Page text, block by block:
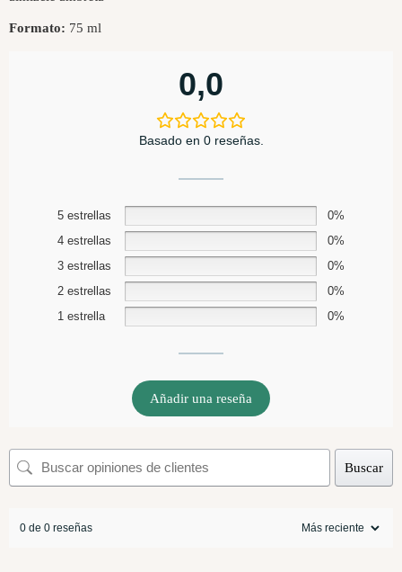
Formato: 75 ml
0,0
Basado en 0 reseñas.
5 estrellas
0%
4 estrellas
0%
3 estrellas
0%
2 estrellas
0%
1 estrella
0%
Añadir una reseña
Buscar
0 de 0 reseñas